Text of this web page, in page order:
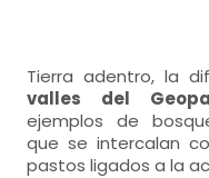
Tierra adentro, la
valles del
ejemplos de
que se intercalan
pastos ligados a la